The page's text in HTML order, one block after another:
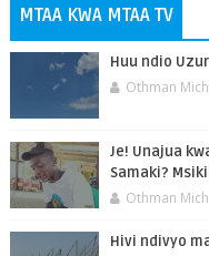
MTAA KWA MTAA TV
Huu ndio
Othman
Je! Unajua
Samaki?
Othman
Hivi ndivyo